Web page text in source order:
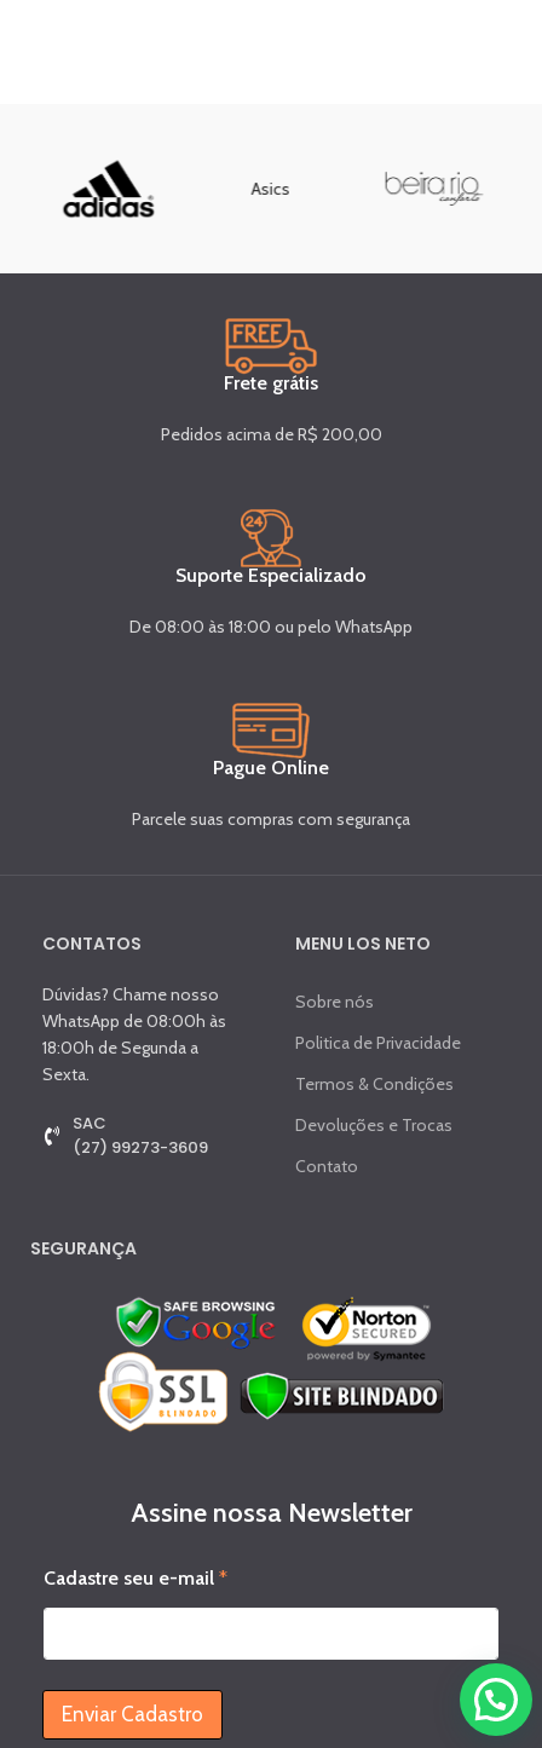
Asics
Frete grátis
Pedidos acima de R$ 200,00
Suporte Especializado
De 08:00 às 18:00 ou pelo WhatsApp
Pague Online
Parcele suas compras com segurança
CONTATOS
Dúvidas? Chame nosso
WhatsApp de 08:00h às
18:00h de Segunda a
Sexta.
SAC
(27) 99273-3609
MENU LOS NETO
Sobre nós
Politica de Privacidade
Termos & Condições
Devoluções e Trocas
Contato
SEGURANÇA
Assine nossa Newsletter
e
u
e
e
m
Cadastre seu e-mail*
Enviar Cadastro